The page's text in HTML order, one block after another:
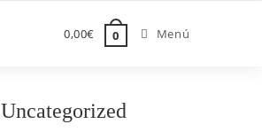
0,00€ 0 Menú
Uncategorized